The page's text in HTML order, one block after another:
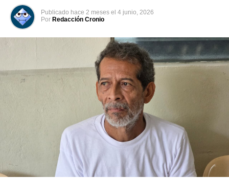
Publicado hace 2 meses el 4 junio, 2026
Por Redacción Cronio